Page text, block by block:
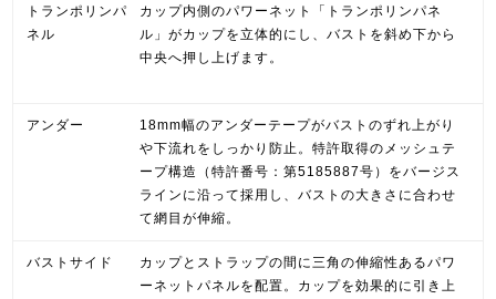
トランポリンパ
ネル
カップ内側のパワーネット「トランポリンパネ
ル」がカップを立体的にし、バストを斜め下から
中央へ押し上げます。
アンダー
18mm幅のアンダーテープがバストのずれ上がり
や下流れをしっかり防止。特許取得のメッシュテ
ープ構造（特許番号：第5185887号）をバージス
ラインに沿って採用し、バストの大きさに合わせ
て網目が伸縮。
バストサイド
カップとストラップの間に三角の伸縮性あるパワ
ーネットパネルを配置。カップを効果的に引き上